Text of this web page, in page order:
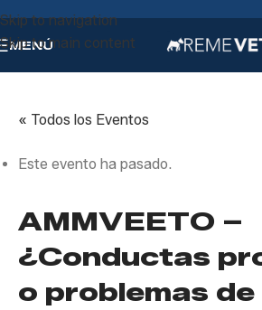
Skip to navigation
Skip to main content
MENÚ
« Todos los Eventos
Este evento ha pasado.
AMMVEETO –
¿Conductas
o problemas de